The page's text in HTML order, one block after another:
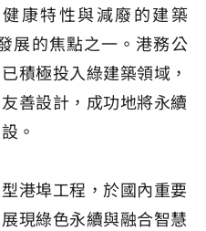
康特性與減廢的建築
展的焦點之一。港務公
積極投入綠建築領域，
善設計，成功地將永續
。
港埠工程，於國內重要
現綠色永續與融合智慧